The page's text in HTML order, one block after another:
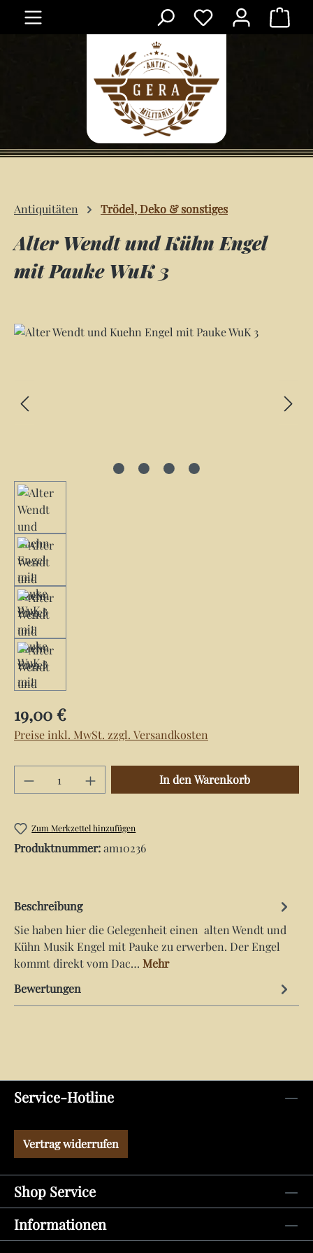
Zum Hauptinhalt springen
Antiquitäten Trödel, Deko & sonstiges
Alter Wendt und Kühn Engel
mit Pauke WuK 3
Bildergalerie überspringen
Regulärer Preis:
19,00 €
Preise inkl. MwSt. zzgl. Versandkosten
Produkt Anzahl: Gib den gewünschten
In den Warenkorb
Zum Merkzettel hinzufügen
Produktnummer:am10236
Beschreibung
Sie haben hier die Gelegenheit einen alten Wendt und
Kühn Musik Engel mit Pauke zu erwerben. Der Engel
kommt direkt vom Dac… Mehr
Bewertungen
Service-Hotline
Vertrag widerrufen
Shop Service
Informationen